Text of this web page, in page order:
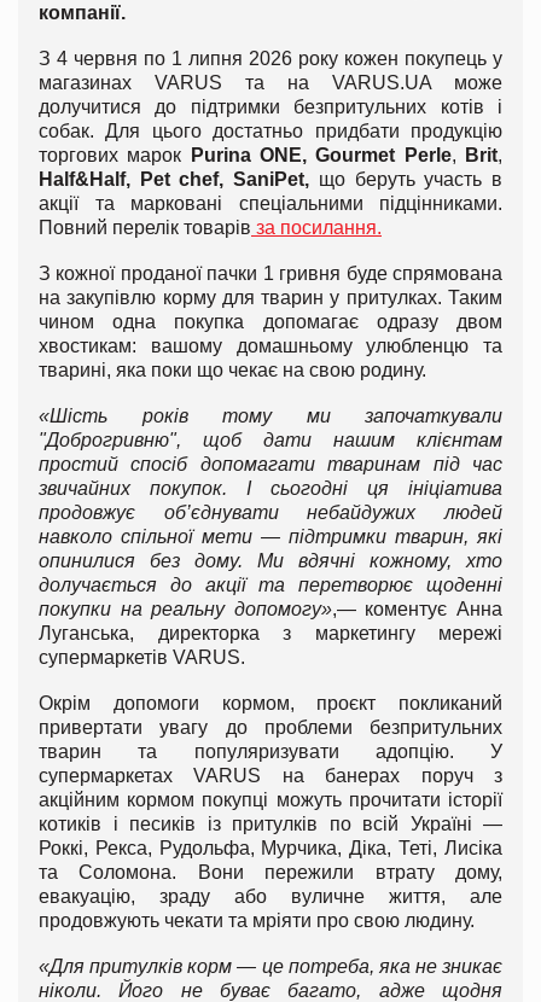
компанії.
З 4 червня по 1 липня 2026 року кожен покупець у
магазинах VARUS та на VARUS.UA може
долучитися до підтримки безпритульних котів і
собак. Для цього достатньо придбати продукцію
торгових марок
Purina ONE, Gourmet Perle, Brit,
Half&Half, Pet chef, SaniPet, що беруть участь в
акції та марковані спеціальними підцінниками.
Повний перелік товарів за посилання.
З кожної проданої пачки 1 гривня буде спрямована
на закупівлю корму для тварин у притулках. Таким
чином одна покупка допомагає одразу двом
хвостикам: вашому домашньому улюбленцю та
тварині, яка поки що чекає на свою родину.
«Шість років тому ми започаткували
"Доброгривню", щоб дати нашим клієнтам
простий спосіб допомагати тваринам під час
звичайних покупок. І сьогодні ця ініціатива
продовжує об’єднувати небайдужих людей
навколо спільної мети — підтримки тварин, які
опинилися без дому. Ми вдячні кожному, хто
долучається до акції та перетворює щоденні
покупки на реальну допомогу»,— коментує Анна
Луганська, директорка з маркетингу мережі
супермаркетів VARUS.
Окрім допомоги кормом, проєкт покликаний
привертати увагу до проблеми безпритульних
тварин та популяризувати адопцію. У
супермаркетах VARUS на банерах поруч з
акційним кормом покупці можуть прочитати історії
котиків і песиків із притулків по всій Україні —
Роккі, Рекса, Рудольфа, Мурчика, Діка, Теті, Лисіка
та Соломона. Вони пережили втрату дому,
евакуацію, зраду або вуличне життя, але
продовжують чекати та мріяти про свою людину.
«Для притулків корм — це потреба, яка не зникає
ніколи. Його не буває багато, адже щодня